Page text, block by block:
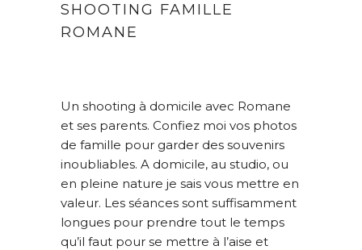
SHOOTING FAMILLE
ROMANE
Un shooting à domicile avec Romane
et ses parents. Confiez moi vos photos
de famille pour garder des souvenirs
inoubliables. A domicile, au studio, ou
en pleine nature je sais vous mettre en
valeur. Les séances sont suffisamment
longues pour prendre tout le temps
qu’il faut pour se mettre à l’aise et